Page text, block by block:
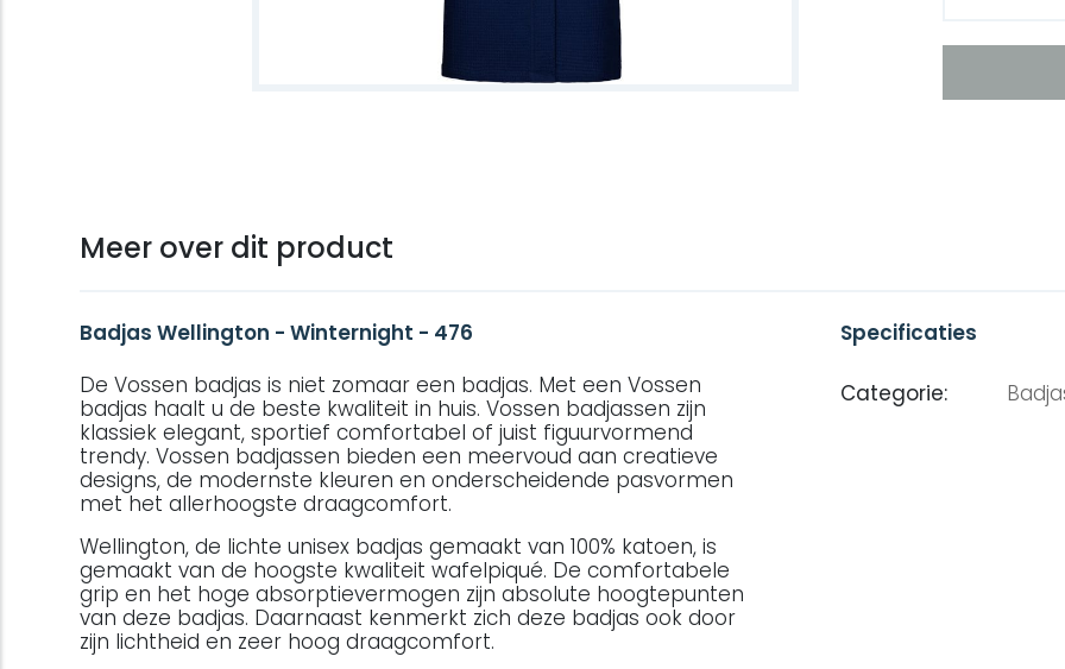
Meer over dit product
Badjas Wellington - Winternight - 476
De Vossen badjas is niet zomaar een badjas. Met een Vossen
badjas haalt u de beste kwaliteit in huis. Vossen badjassen zijn
klassiek elegant, sportief comfortabel of juist figuurvormend
trendy. Vossen badjassen bieden een meervoud aan creatieve
designs, de modernste kleuren en onderscheidende pasvormen
met het allerhoogste draagcomfort.
Wellington, de lichte unisex badjas gemaakt van 100% katoen, is
gemaakt van de hoogste kwaliteit wafelpiqué. De comfortabele
grip en het hoge absorptievermogen zijn absolute hoogtepunten
van deze badjas. Daarnaast kenmerkt zich deze badjas ook door
zijn lichtheid en zeer hoog draagcomfort.
Specificaties
Categorie: